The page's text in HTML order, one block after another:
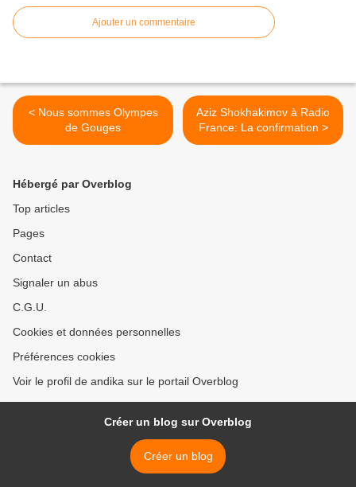
Ajouter un commentaire
< Nous sommes Olympes
de Gouges
Aziz Shokhakimov à Radio
France: La confirmation >
Hébergé par Overblog
Top articles
Pages
Contact
Signaler un abus
C.G.U.
Cookies et données personnelles
Préférences cookies
Voir le profil de andika sur le portail Overblog
Créer un blog sur Overblog
Créer un blog